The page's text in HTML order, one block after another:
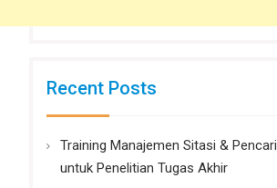
Recent Posts
Training Manajemen Sitasi &
untuk Penelitian Tugas Akhir